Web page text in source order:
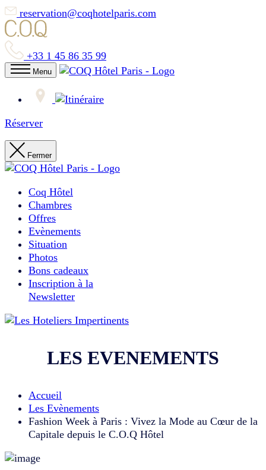
reservation@coqhotelparis.com
+33 1 45 86 35 99
Menu
Réserver
Fermer
Coq Hôtel
Chambres
Offres
Evènements
Situation
Photos
Bons cadeaux
Inscription à la
Newsletter
LES EVENEMENTS
Accueil
Les Evènements
Fashion Week à Paris : Vivez la Mode au Cœur de la
Capitale depuis le C.O.Q Hôtel